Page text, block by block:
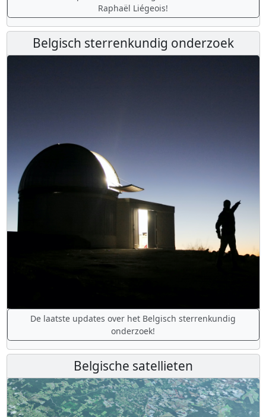
Raphaël Liégeois!
Belgisch sterrenkundig onderzoek
De laatste updates over het Belgisch sterrenkundig
onderzoek!
Belgische satellieten